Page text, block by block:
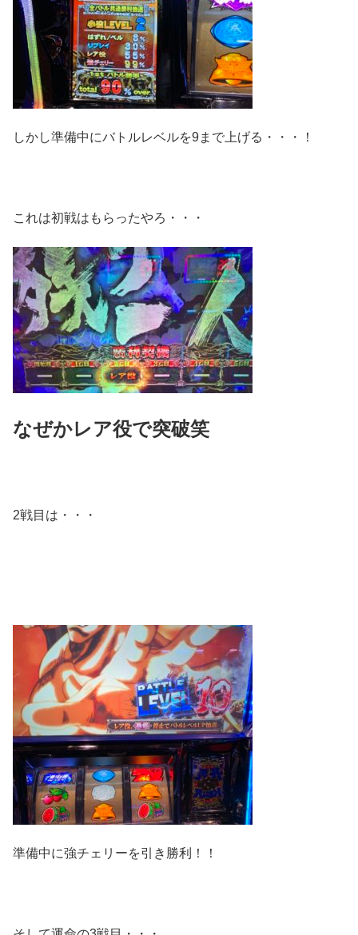
しかし準備中にバトルレベルを9まで上げる・・・！
これは初戦はもらったやろ・・・
なぜかレア役で突破笑
2戦目は・・・
準備中に強チェリーを引き勝利！！